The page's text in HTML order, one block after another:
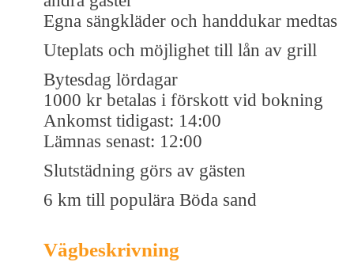
Egna sängkläder och handdukar medtas
Uteplats och möjlighet till lån av grill
Bytesdag lördagar
1000 kr betalas i förskott vid bokning
Ankomst tidigast: 14:00
Lämnas senast: 12:00
Slutstädning görs av gästen
6 km till populära Böda sand
Vägbeskrivning